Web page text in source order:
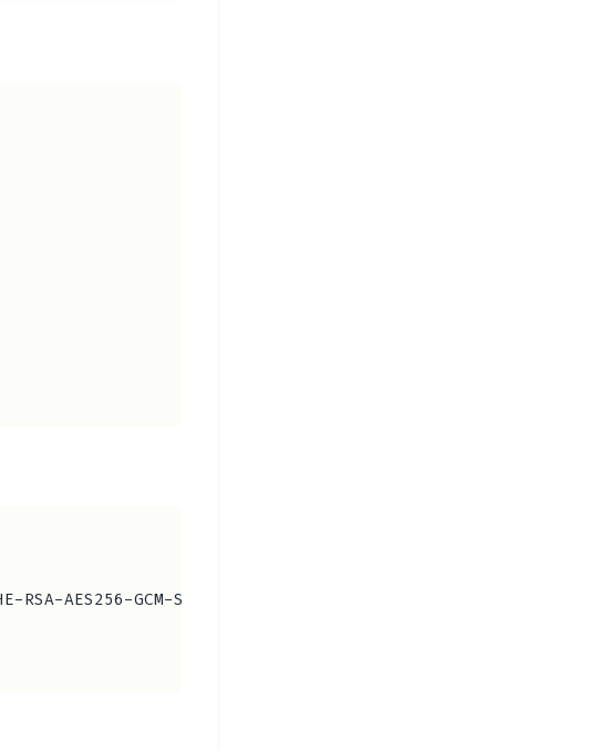
RSA-AES256-GCM-SHA384:ECDHE-ECDSA-AES256-GCM-